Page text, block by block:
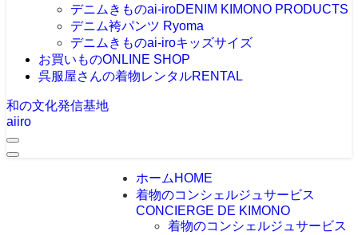
デニムきものai-iroDENIM KIMONO PRODUCTS
デニム袴パンツ Ryoma
デニムきものai-iroキッズサイズ
お買いものONLINE SHOP
呉服屋さんの着物レンタルRENTAL
和の文化発信基地
aiiro
ホーム HOME
着物のコンシェルジュサービス
CONCIERGE DE KIMONO
着物のコンシェルジュサービス